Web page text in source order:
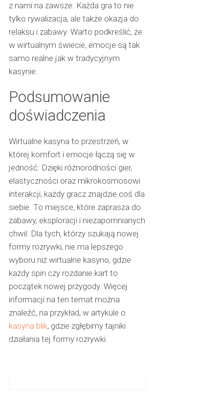
z nami na zawsze. Każda gra to nie
tylko rywalizacja, ale także okazja do
relaksu i zabawy. Warto podkreślić, że
w wirtualnym świecie, emocje są tak
samo realne jak w tradycyjnym
kasynie.
Podsumowanie
doświadczenia
Wirtualne kasyna to przestrzeń, w
której komfort i emocje łączą się w
jedność. Dzięki różnorodności gier,
elastyczności oraz mikrokosmosowi
interakcji, każdy gracz znajdzie coś dla
siebie. To miejsce, które zaprasza do
zabawy, eksploracji i niezapomnianych
chwil. Dla tych, którzy szukają nowej
formy rozrywki, nie ma lepszego
wyboru niż wirtualne kasyno, gdzie
każdy spin czy rozdanie kart to
początek nowej przygody. Więcej
informacji na ten temat można
znaleźć, na przykład, w artykule o
kasyna blik, gdzie zgłębimy tajniki
działania tej formy rozrywki.